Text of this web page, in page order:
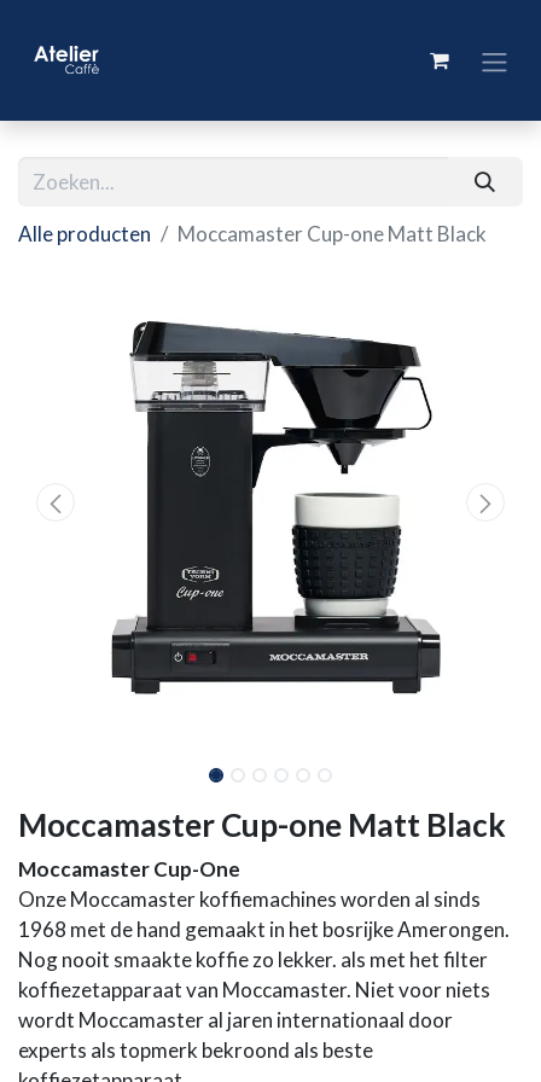
Alle producten Moccamaster Cup-one Matt Black
Moccamaster Cup-one Matt Black
Moccamaster Cup-One
Onze Moccamaster koffiemachines worden al sinds
1968 met de hand gemaakt in het bosrijke Amerongen.
Nog nooit smaakte koffie zo lekker. als met het filter
koffiezetapparaat van Moccamaster. Niet voor niets
wordt Moccamaster al jaren internationaal door
experts als topmerk bekroond als beste